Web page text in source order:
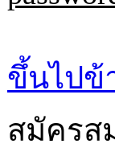
ขึ้นไปข้
สมัครส